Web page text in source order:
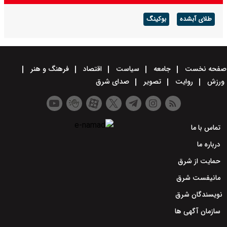
طلای آبشده بوکینگ
صفحه نخست جامعه سیاست اقتصاد
فرهنگ و هنر
ورزش
روایت تصویر صدای شرق
تماس با ما
درباره ما
حمایت از شرق
مانیفست شرق
نویسندگان شرق
سازمان آگهی ها